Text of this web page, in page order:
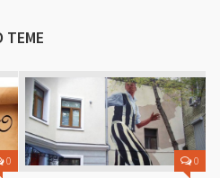
ТЕМЕ
0 0